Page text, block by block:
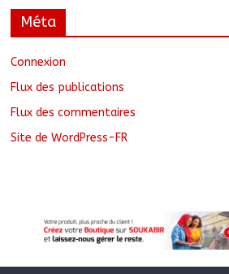
Méta
Connexion
Flux des publications
Flux des commentaires
Site de WordPress-FR